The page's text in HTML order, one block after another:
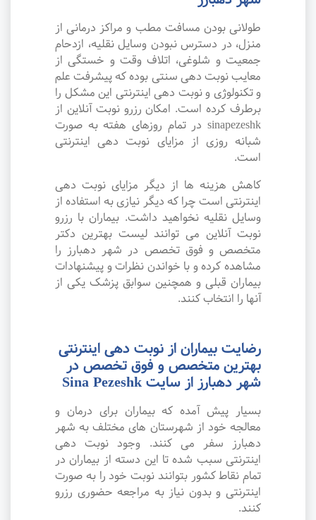
طولانی بودن مسافت مطب و مراکز درمانی از
منزل، در دسترس نبودن وسایل نقلیه، ازدحام
جمعیت و شلوغی، اتلاف وقت و خستگی از
معایب نوبت دهی سنتی بوده که پیشرفت علم
و تکنولوژی و نوبت دهی اینترنتی این مشکل را
برطرف کرده است. امکان رزرو نوبت آنلاین از
sinapezeshk در تمام روزهای هفته به صورت
شبانه روزی از مزایای نوبت دهی اینترنتی
است.
کاهش هزینه ها از دیگر مزایای نوبت دهی
اینترنتی است چرا که دیگر نیازی به استفاده از
وسایل نقلیه نخواهید داشت. بیماران با رزرو
نوبت آنلاین می توانند لیست بهترین دکتر
متخصص و فوق تخصص در شهر دهبارز را
مشاهده کرده و با خواندن نظرات و پیشنهادات
بیماران قبلی و همچنین سوابق پزشک یکی از
آنها را انتخاب کنند.
رضایت بیماران از نوبت دهی اینترنتی
بهترین متخصص و فوق تخصص در
شهر دهبارز از سایت Sina Pezeshk
بسیار پیش آمده که بیماران برای درمان و
معالجه خود از شهرستان های مختلف به شهر
دهبارز سفر می کنند. وجود نوبت دهی
اینترنتی سبب شده تا این دسته از بیماران در
تمام نقاط کشور بتوانند نوبت خود را به صورت
اینترنتی و بدون نیاز به مراجعه حضوری رزرو
کنند.